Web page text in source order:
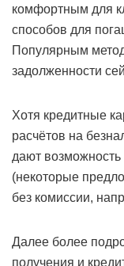
комфортным для
способов для
Популярным
задолженности
Хотя кредитные
расчётов на
дают
(некоторые
без комиссии,
Далее более
получения и